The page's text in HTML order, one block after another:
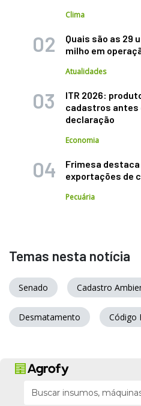
Clima
Quais são as 29
milho em
Atualidades
ITR 2026:
cadastros antes
declaração
Economia
Frimesa
exportações de
Pecuária
Temas nesta notícia
Senado Cadastro
Desmatamento Código